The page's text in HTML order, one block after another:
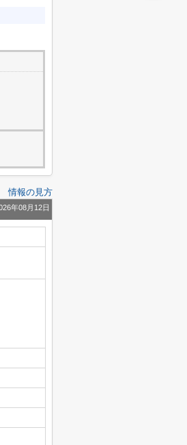
情報の見方
年08月12日